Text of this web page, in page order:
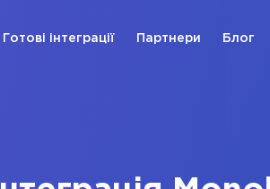
Готові інтеграції Партнери Блог